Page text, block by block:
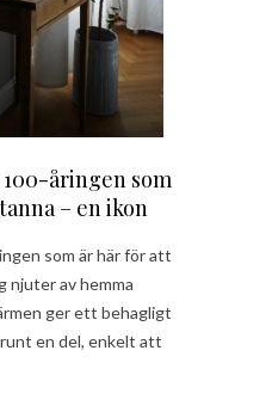
åringen som
– en ikon
som är här för att
njuter av hemma
ger ett behagligt
en del, enkelt att